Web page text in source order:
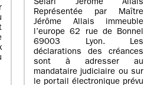
Selarl Jerome Allais
Représentée par Maître
Jérôme Allais immeuble
l’europe 62 rue de Bonnel
69003 Lyon. Les
déclarations des créances
sont à adresser au
mandataire judiciaire ou sur
le portail électronique prévu